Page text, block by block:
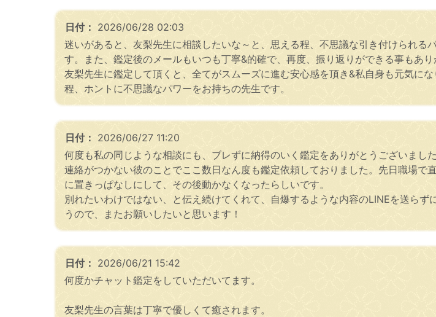
日付： 2026/06/28 02:03
迷いがあると、友梨先生に相談したいな～と、思える程、不思議な引き付けられ
す。また、鑑定後のメールもいつも丁寧&的確で、再度、振り返りができる事もあり
友梨先生に鑑定して頂くと、全てがスムーズに進む安心感を頂き&私自身も元気に
程、ホントに不思議なパワーをお持ちの先生です。
日付： 2026/06/27 11:20
何度も私の同じような相談にも、ブレずに納得のいく鑑定をありがとうございました
連絡がつかない彼のことでここ数日なん度も鑑定依頼しておりました。先日職場
に置きっぱなしにして、その後動かなくなったらしいです。
別れたいわけではない、と伝え続けてくれて、自爆するような内容のLINEを送ら
うので、またお願いしたいと思います！
日付： 2026/06/21 15:42
何度かチャット鑑定をしていただいてます。
友梨先生の言葉は丁寧で優しくて癒されます。